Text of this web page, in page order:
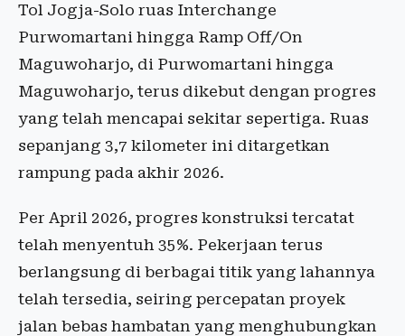
Tol Jogja-Solo ruas Interchange
Purwomartani hingga Ramp Off/On
Maguwoharjo, di Purwomartani hingga
Maguwoharjo, terus dikebut dengan progres
yang telah mencapai sekitar sepertiga. Ruas
sepanjang 3,7 kilometer ini ditargetkan
rampung pada akhir 2026.
Per April 2026, progres konstruksi tercatat
telah menyentuh 35%. Pekerjaan terus
berlangsung di berbagai titik yang lahannya
telah tersedia, seiring percepatan proyek
jalan bebas hambatan yang menghubungkan